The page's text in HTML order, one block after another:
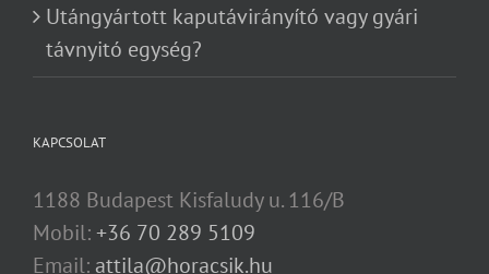
Utángyártott kaputávirányító vagy gyári
távnyitó egység?
KAPCSOLAT
1188 Budapest Kisfaludy u. 116/B
Mobil:+36 70 289 5109
Email: attila@horacsik.hu